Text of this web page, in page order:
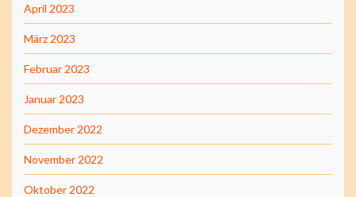
April 2023
März 2023
Februar 2023
Januar 2023
Dezember 2022
November 2022
Oktober 2022